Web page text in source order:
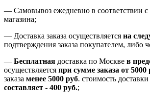
— Самовывоз ежедневно в соответствии
магазина;
— Доставка заказа осуществляется на
подтверждения заказа покупателем, либо
— Бесплатная доставка по Москве в
осуществляется при сумме заказа от 5000
заказа менее 5000 руб. стоимость доставки
составляет - 400 руб.;